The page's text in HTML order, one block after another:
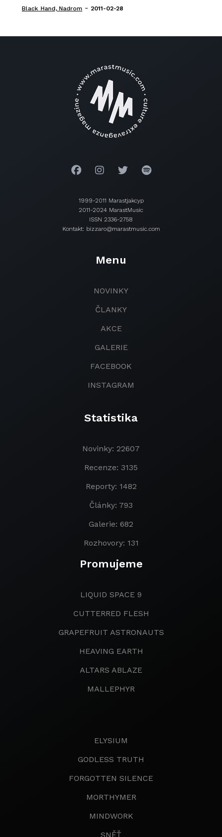
Black_Hand, Nadrom - 2011-02-28
1999-2011 Marastjakcyp
2011-2024 MarastMusic
ISSN 2336-2758
Kontakt: bizzaro@marastmusic.com
Menu
NOVINKY
ČLANKY
AKCE
GALERIE
FACEBOOK
INSTAGRAM
Statistika
Novinky: 22607
Recenze: 3135
Reporty: 1482
Články: 793
Galerie: 682
Rozhovory: 131
Promujeme
LIQUID SPACE 9
CUTTERRED FLESH
GRAPEFRUIT ASTRONAUTS
HEAVING EARTH
ALTARS ABLAZE
MALLEPHYR
ELYSIUM
GODLESS TRUTH
FORGOTTEN SILENCE
MORTHYMER
MINDWORK
SNĚŤ